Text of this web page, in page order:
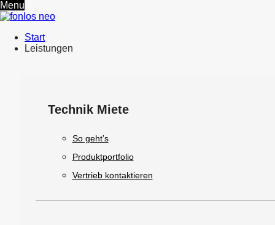
Menu
Start
Leistungen
Technik Miete
So geht’s
Produktportfolio
Vertrieb kontaktieren